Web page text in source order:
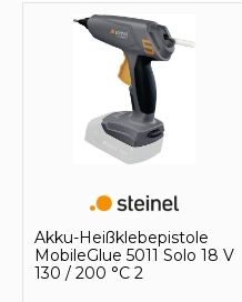
Akku-Heißklebepistole
MobileGlue 5011 Solo 18 V
130 / 200 °C 2